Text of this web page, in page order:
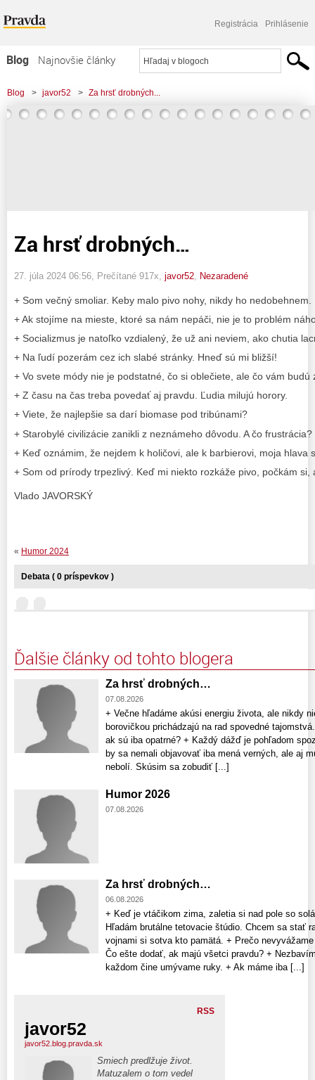
Registrácia Prihlásenie
Blog
Najnovšie články
Najčítanejšie články
Najkomentovanejšie články
Blog > javor52 > Za hrsť drobných...
Za hrsť drobných…
27. júla 2024 06:56 , Prečítané 917x, javor52 Nezaradené
+ Som večný smoliar. Keby malo pivo nohy, nikdy ho nedobehnem.
+ Ak stojíme na mieste, ktoré sa nám nepáči, nie je to problém
+ Socializmus je natoľko vzdialený, že už ani neviem, ako chutia
+ Na ľudí pozerám cez ich slabé stránky. Hneď sú mi bližší!
+ Vo svete módy nie je podstatné, čo si oblečiete, ale čo vám budú
+ Z času na čas treba povedať aj pravdu. Ľudia milujú horory.
+ Viete, že najlepšie sa darí biomase pod tribúnami?
+ Starobylé civilizácie zanikli z neznámeho dôvodu. A čo frustrácia?
+ Keď oznámim, že nejdem k holičovi, ale k barbierovi, moja hlava
+ Som od prírody trpezlivý. Keď mi niekto rozkáže pivo, počkám si,
Vlado JAVORSKÝ
« Humor 2024
Debata ( 0 príspevkov )
Ďalšie články od tohto blogera
Za hrsť drobných…
07.08.2026
+ Večne hľadáme akúsi energiu života, ale nikdy
borovičkou prichádzajú na rad spovedné
ak sú iba opatrné? + Každý dážď je pohľadom
by sa nemali objavovať iba mená verných, ale aj
nebolí. Skúsim sa zobudiť [...]
Humor 2026
07.08.2026
Za hrsť drobných…
06.08.2026
+ Keď je vtáčikom zima, zaletia si nad pole so
Hľadám brutálne tetovacie štúdio. Chcem sa stať
vojnami si sotva kto pamätá. + Prečo
Čo ešte dodať, ak majú všetci pravdu? +
každom čine umývame ruky. + Ak máme iba [...]
RSS
javor52
javor52.blog.pravda.sk
Smiech predlžuje život.
Matuzalem o tom vedel